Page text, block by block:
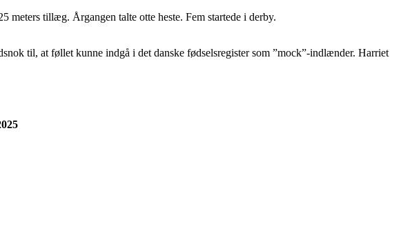
meters tillæg. Årgangen talte otte heste. Fem startede i derby.
til, at føllet kunne indgå i det danske fødselsregister som ”mock”-indlænder. Harriet